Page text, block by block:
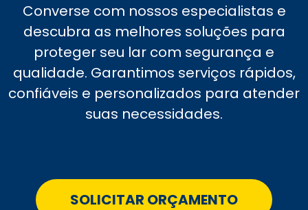
Converse com nossos especialistas e
descubra as melhores soluções para
proteger seu lar com segurança e
qualidade. Garantimos serviços rápidos,
confiáveis e personalizados para atender
suas necessidades.
SOLICITAR ORÇAMENTO